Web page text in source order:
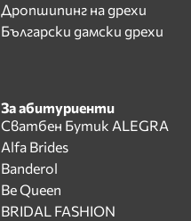
Дропшипинг на дрехи
Български дамски дрехи
За абитуриенти
Сватбен Бутик ALEGRA
Alfa Brides
Banderol
Be Queen
BRIDAL FASHION